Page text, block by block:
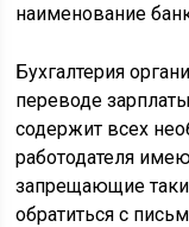
наименование
Бухгалтерия
переводе
содержит всех
работодателя
запрещающие
обратиться с